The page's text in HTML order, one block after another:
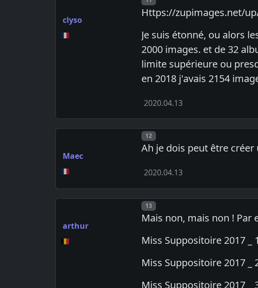
clyso
Https://zupimages.net/
Je suis étonné, ou alors
2000 images. et de 32
limite supérieure ou
en 2018 j'avais 2154
2020.04.13
Maec
Post number
12
Ah je dois peut être
2020.04.13
arthur
Post number
13
Mais non, mais non ! Par
Miss Suppositoire 2017 _ 1
Miss Suppositoire 2017 _
Miss Suppositoire 2017 _